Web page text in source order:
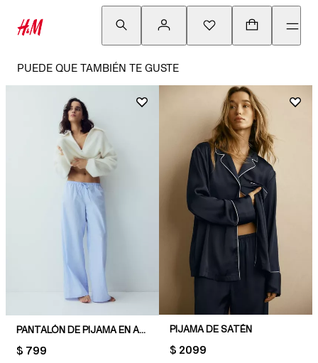
PUEDE QUE TAMBIÉN TE GUSTE
PANTALÓN DE PIJAMA EN ALGODÓN
PRICE:
$ 799
PIJAMA DE SATÉN
PRICE:
$ 2099